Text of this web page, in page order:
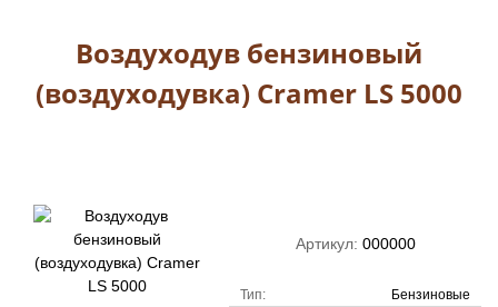
Воздуходув бензиновый
(воздуходувка) Cramer LS 5000
Артикул: 000000
Тип:
Бензиновые